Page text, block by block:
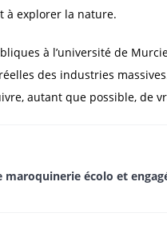
à explorer la nature.
à l’université de
des industries
autant que possible, de
maroquinerie écolo et